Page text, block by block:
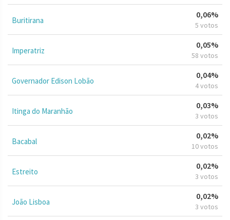
Buritirana
0,06%
5 votos
Imperatriz
0,05%
58 votos
Governador Edison Lobão
0,04%
4 votos
Itinga do Maranhão
0,03%
3 votos
Bacabal
0,02%
10 votos
Estreito
0,02%
3 votos
João Lisboa
0,02%
3 votos